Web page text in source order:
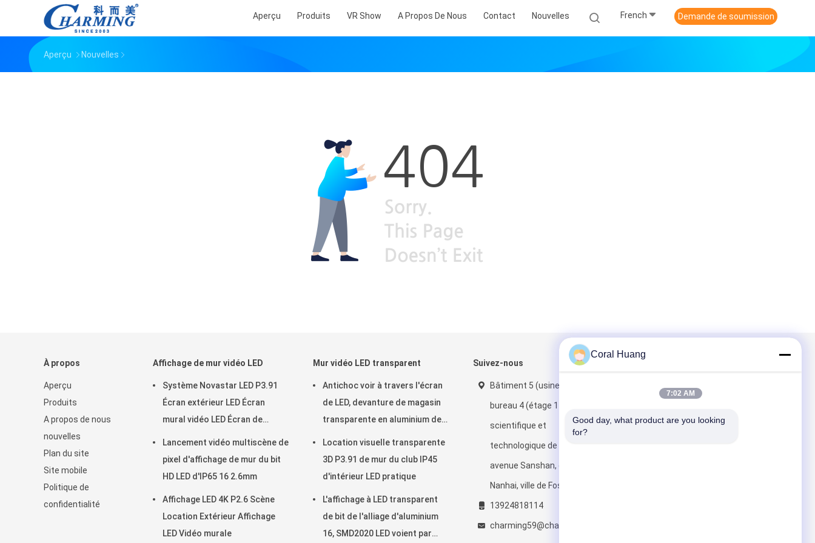
Aperçu Produits VR Show A Propos De Nous Contact Nouvelles French Demande de soumission
Aperçu Nouvelles
À propos
Aperçu
Produits
A propos de nous
nouvelles
Plan du site
Site mobile
Politique de
confidentialité
Affichage de mur vidéo LED
Système Novastar LED P3.91
Écran extérieur LED Écran
mural vidéo LED Écran de
Lancement vidéo multiscène de
pixel d'affichage de mur du bit
HD LED d'IP65 16 2.6mm
Affichage LED 4K P2.6 Scène
Location Extérieur Affichage
LED Vidéo murale
Mur vidéo LED transparent
Antichoc voir à travers l'écran
de LED, devanture de magasin
transparente en aluminium de
Location visuelle transparente
3D P3.91 de mur du club IP45
d'intérieur LED pratique
L'affichage à LED transparent
de bit de l'alliage d'aluminium
16, SMD2020 LED voient par
Suivez-nous
Bâtiment 5 (usine) et
bureau 4 (étage 11-12), parc
scientifique et
technologique de Runzhi,
avenue Sanshan, district de
Nanhai, ville de Foshan
13924818114
charming59@charmingled.net
Coral Huang
7:02 AM
Good day, what product are you looking
for?